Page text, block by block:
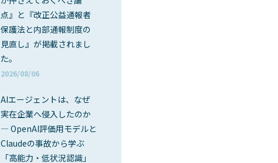
点』と『改正公益通報者
保護法と内部通報制度の
見直し』が掲載されまし
た。
2026/08/06
AIエージェントは、なぜ
実在企業へ侵入したのか
― OpenAI評価用モデルと
Claudeの事故から学ぶ
「高能力・低状況認識」